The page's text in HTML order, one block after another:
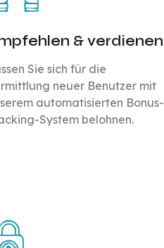
& verdienen
Sie sich für die
neuer Benutzer mit
automatisierten Bonus-
System belohnen.